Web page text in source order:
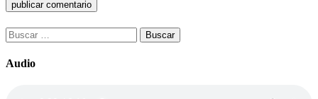
Buscar:
Audio